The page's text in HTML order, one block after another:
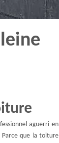
aguerri en
Parce que la toiture